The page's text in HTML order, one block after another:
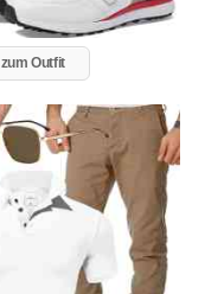
zum Outfit